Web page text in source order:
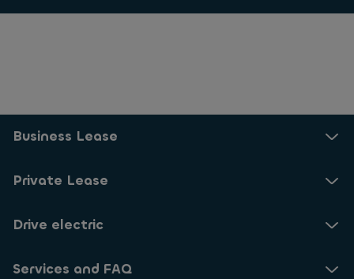
Business Lease
Private Lease
Drive electric
Services and FAQ